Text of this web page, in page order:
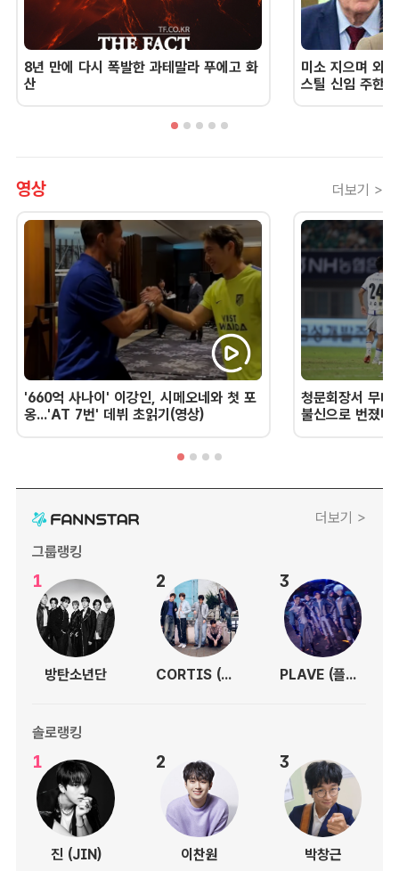
8년 만에 다시 폭발한 과테말라 푸에고 화
산
미소 지으며 외
스틸 신임 주한
영상 더보기 >
'660억 사나이' 이강인, 시메오네와 첫 포
옹...'AT 7번' 데뷔 초읽기(영상)
청문회장서 무너
불신으로 번졌
더보기 >
그룹랭킹
1
방탄소년단
2
CORTIS (코르티스)
3
PLAVE (플레이브)
솔로랭킹
1
진 (JIN)
2
이찬원
3
박창근